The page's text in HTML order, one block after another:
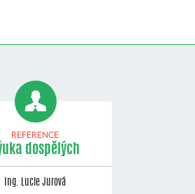
REFERENCE
dospělých
Ing. Lucie Jurová